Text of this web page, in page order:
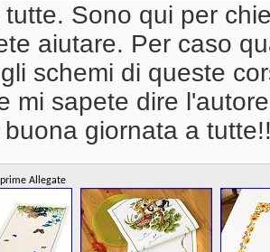
tutte. Sono qui per
aiutare. Per caso
schemi di queste
mi sapete dire
buona giornata a
Allegate